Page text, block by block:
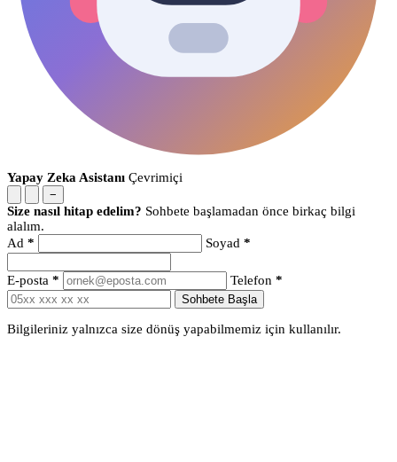
Yapay Zeka Asistanı Çevrimiçi
−
Size nasıl hitap edelim? Sohbete başlamadan önce birkaç bilgi
alalım.
Ad * Soyad *
E-posta * Telefon *
Sohbete Başla
Bilgileriniz yalnızca size dönüş yapabilmemiz için kullanılır.